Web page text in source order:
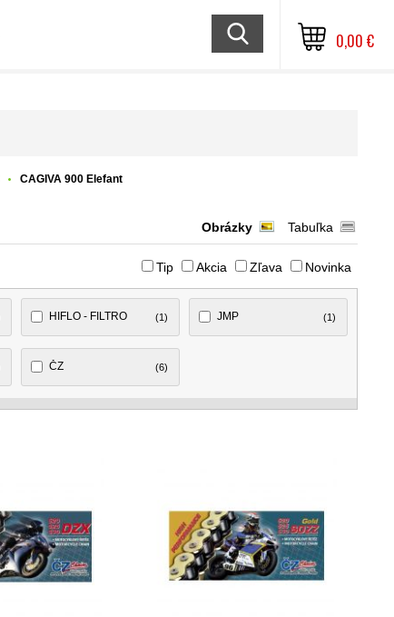
0,00 €
CAGIVA 900 Elefant
Obrázky Tabuľka
Tip Akcia Zľava Novinka
HIFLO - FILTRO (1) JMP (1)
ČZ (6)